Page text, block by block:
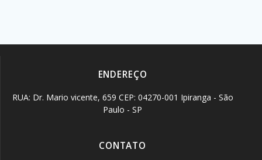
ENDEREÇO
RUA: Dr. Mario vicente, 659 CEP: 04270-001 Ipiranga - São
Paulo - SP
CONTATO